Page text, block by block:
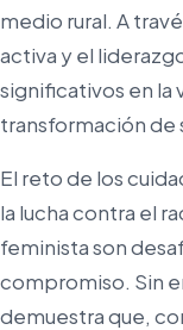
medio rural. A
activa y el
significativos en la
transformación de
El reto de los
la lucha contra el
feminista son
compromiso. Sin
demuestra que,